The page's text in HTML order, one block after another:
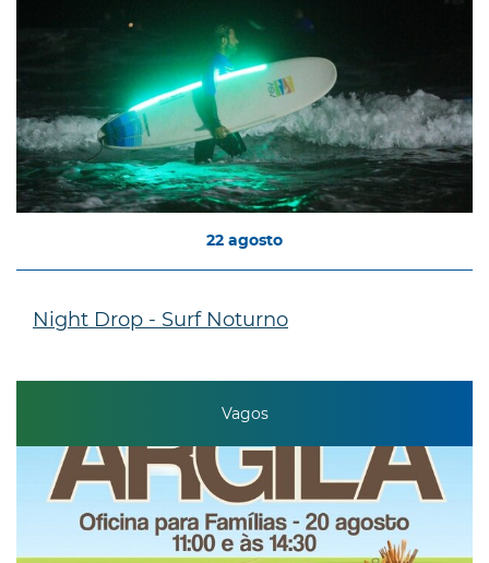
22 agosto
Night Drop - Surf Noturno
Vagos